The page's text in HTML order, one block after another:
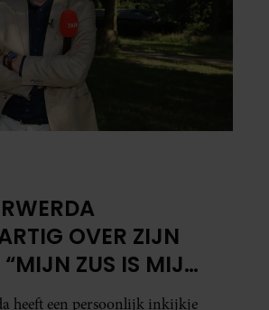
OVER ZIJN
ZUS IS MIJN
KOMPAS”
heeft een persoonlijk inkijkje